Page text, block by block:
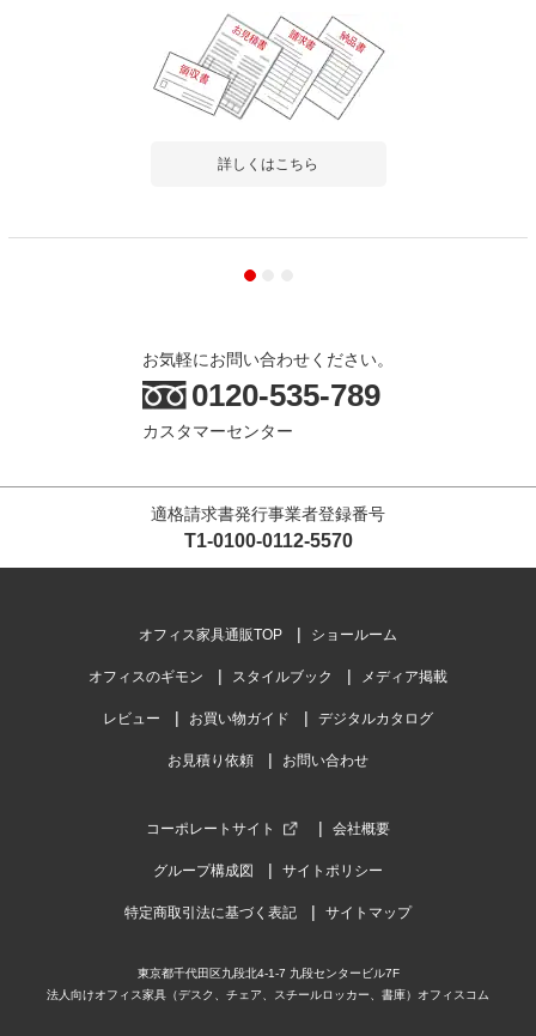
詳しくはこちら
お気軽にお問い合わせください。
0120-535-789
カスタマーセンター
適格請求書発行事業者登録番号
T1-0100-0112-5570
オフィス家具通販TOP ショールーム
オフィスのギモン スタイルブック メディア掲載
レビュー お買い物ガイド デジタルカタログ
お見積り依頼 お問い合わせ
コーポレートサイト 会社概要
グループ構成図 サイトポリシー
特定商取引法に基づく表記 サイトマップ
東京都千代田区九段北4-1-7 九段センタービル7F
法人向けオフィス家具（デスク、チェア、スチールロッカー、書庫）オフィスコム